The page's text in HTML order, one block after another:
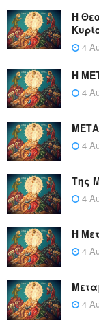
Η
4
Η
4
4
Της
4
Η
4
4